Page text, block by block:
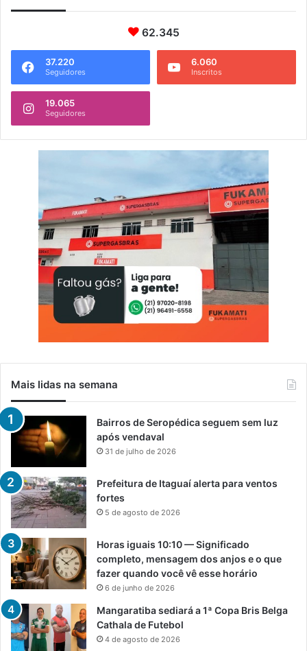
62.345
37.220
Seguidores
6.060
Inscritos
19.065
Seguidores
Mais lidas na semana
Bairros de Seropédica seguem sem luz
após vendaval
31 de julho de 2026
Prefeitura de Itaguaí alerta para ventos
fortes
5 de agosto de 2026
Horas iguais 10:10 — Significado
completo, mensagem dos anjos e o que
fazer quando você vê esse horário
6 de junho de 2026
Mangaratiba sediará a 1ª Copa Bris Belga
Cathala de Futebol
4 de agosto de 2026